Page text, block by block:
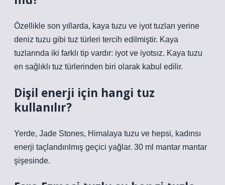
Özellikle son yıllarda, kaya tuzu ve iyot tuzları yerine
deniz tuzu gibi tuz türleri tercih edilmiştir. Kaya
tuzlarında iki farklı tip vardır: iyot ve iyotsız. Kaya tuzu
en sağlıklı tuz türlerinden biri olarak kabul edilir.
Dişil enerji için hangi tuz
kullanılır?
Yerde, Jade Stones, Himalaya tuzu ve hepsi, kadınsı
enerji taçlandırılmış geçici yağlar. 30 ml mantar mantar
şişesinde.